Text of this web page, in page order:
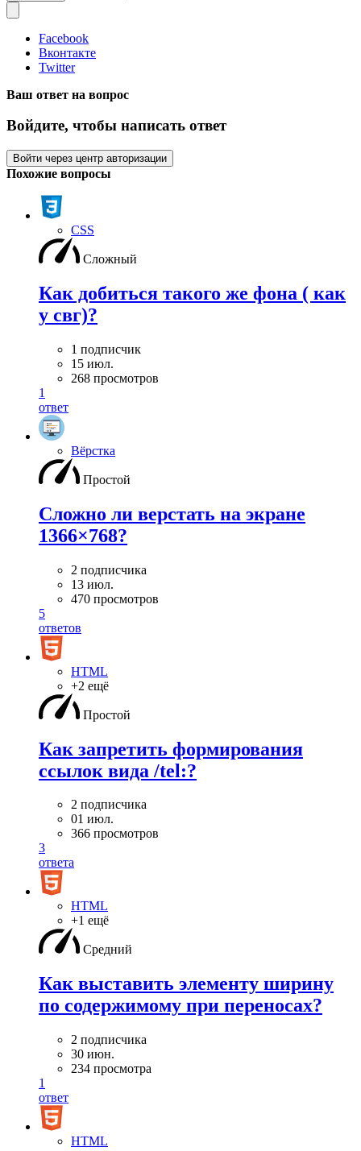
Facebook
Вконтакте
Twitter
Ваш ответ на вопрос
Войдите, чтобы написать ответ
Войти через центр авторизации
Похожие вопросы
CSS
Сложный
Как добиться такого же фона ( как
у свг)?
1 подписчик
15 июл.
268 просмотров
1
ответ
Вёрстка
Простой
Сложно ли верстать на экране
1366×768?
2 подписчика
13 июл.
470 просмотров
5
ответов
HTML
+2 ещё
Простой
Как запретить формирования
ссылок вида /tel:?
2 подписчика
01 июл.
366 просмотров
3
ответа
HTML
+1 ещё
Средний
Как выставить элементу ширину
по содержимому при переносах?
2 подписчика
30 июн.
234 просмотра
1
ответ
HTML